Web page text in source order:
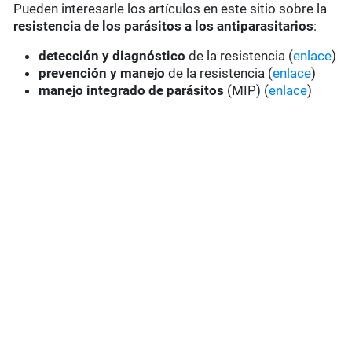
Pueden interesarle los artículos en este sitio sobre la
resistencia de los parásitos a los antiparasitarios:
detección y diagnóstico de la resistencia (enlace)
prevención y manejo de la resistencia (enlace)
manejo integrado de parásitos (MIP) (enlace)